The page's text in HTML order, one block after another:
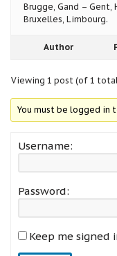
Brugge, Gand – Gent,
Bruxelles, Limbourg.
Author
Viewing 1 post (of 1
You must be logged in
Username:
Password:
Keep me signed